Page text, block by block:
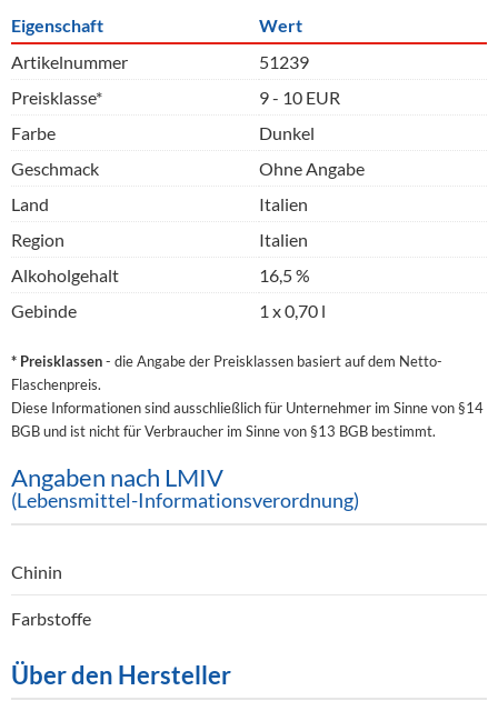
Eigenschaft
Wert
Artikelnummer
51239
Preisklasse*
9 - 10 EUR
Farbe
Dunkel
Geschmack
Ohne Angabe
Land
Italien
Region
Italien
Alkoholgehalt
16,5 %
Gebinde
1 x 0,70 l
* Preisklassen- die Angabe der Preisklassen basiert auf dem Netto-
Flaschenpreis.
Diese Informationen sind ausschließlich für Unternehmer im Sinne von §14
BGB und ist nicht für Verbraucher im Sinne von §13 BGB bestimmt.
Angaben nach LMIV
(Lebensmittel-Informationsverordnung)
Chinin
Farbstoffe
Über den Hersteller